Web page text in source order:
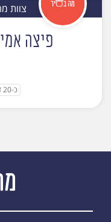
צוות
פיצה
כ-20 דקות